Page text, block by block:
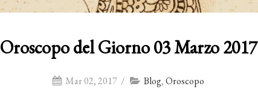
Oroscopo del Giorno 03 Marzo 2017
Mar 02, 2017 / Blog,Oroscopo